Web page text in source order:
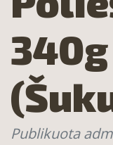
340g
Publikuota